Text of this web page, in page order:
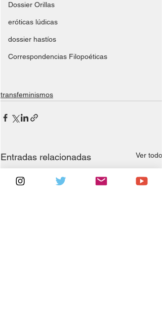
Dossier Orillas
eróticas lúdicas
dossier hastíos
Correspondencias Filopoéticas
transfeminismos
Entradas relacionadas Ver todo